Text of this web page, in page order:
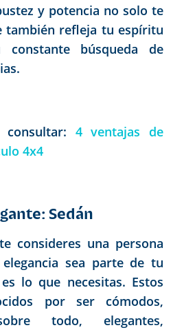
y potencia no solo te
también refleja tu espíritu
búsqueda de
consultar: 4 ventajas de
4x4
Sedán
consideres una persona
sea parte de tu
lo que necesitas. Estos
por ser cómodos,
todo, elegantes,